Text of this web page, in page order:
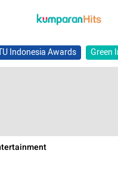
Indonesia Awards Green